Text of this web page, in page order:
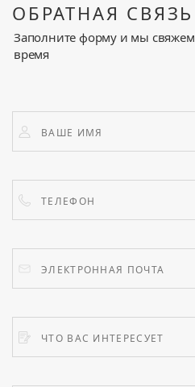
ОБРАТНАЯ СВЯЗЬ
Заполните форму и мы
время